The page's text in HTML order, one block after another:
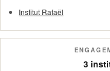
Institut Rafaël
3